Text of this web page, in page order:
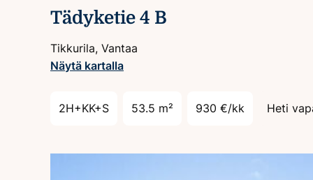
Tädyketie 4 B
Tikkurila, Vantaa
Näytä kartalla
2H+KK+S 53.5 m² 930 €/kk Heti